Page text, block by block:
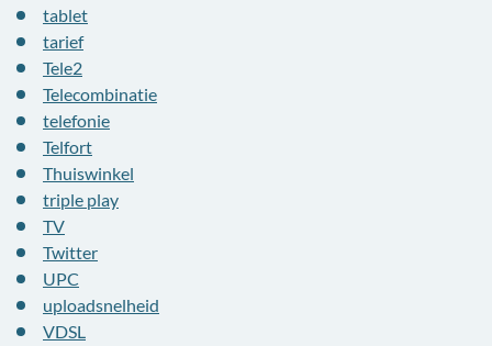
tablet
tarief
Tele2
Telecombinatie
telefonie
Telfort
Thuiswinkel
triple play
TV
Twitter
UPC
uploadsnelheid
VDSL